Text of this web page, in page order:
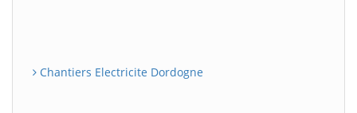
Chantiers Electricite Dordogne